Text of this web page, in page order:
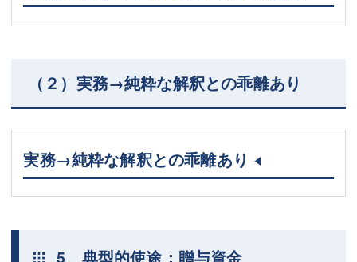
（２）実務→純粋な解釈との乖離あり
実務→純粋な解釈との乖離あり
5 典型的使途：贈与資金